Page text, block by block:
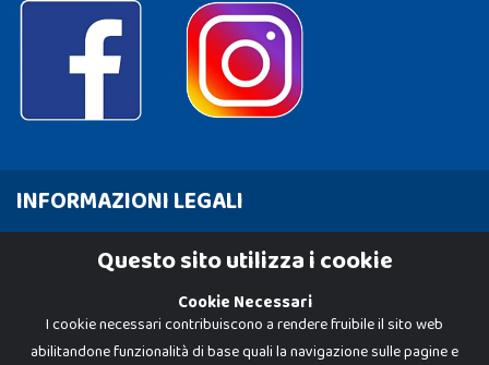
INFORMAZIONI LEGALI
Cookie PolicyQuesto sito utilizza i cookie
Cookie Necessari
I cookie necessari contribuiscono a rendere fruibile il sito web
abilitandone funzionalità di base quali la navigazione sulle pagine e